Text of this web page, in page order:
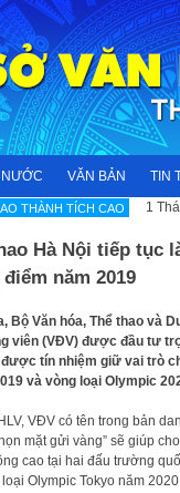
VĂN BẢN TIN
THÀNH TÍCH CAO 1
Hà Nội tiếp tục
năm 2019
Bộ Văn hóa, Thể thao và
viên (VĐV) được đầu tư
tín nhiệm giữ vai trò
và vòng loại Olympic
VĐV có tên trong bản
mặt gửi vàng” sẽ giúp
cao tại hai đấu trường
Olympic Tokyo năm